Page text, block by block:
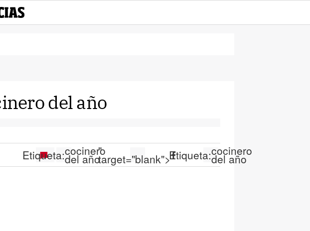
del año
Etiqueta:cocinero
del año
"
target="blank">Etiqueta:cocinero
del año